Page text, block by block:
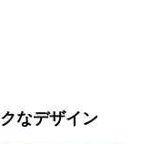
なデザイン